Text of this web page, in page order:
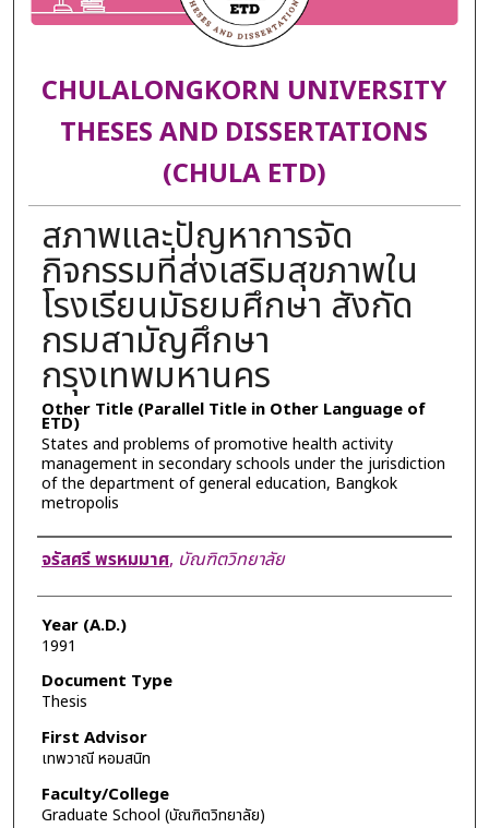
CHULALONGKORN UNIVERSITY
THESES AND DISSERTATIONS
(CHULA ETD)
สภาพและปัญหาการจัด
กิจกรรมที่ส่งเสริมสุขภาพใน
โรงเรียนมัธยมศึกษา สังกัด
กรมสามัญศึกษา
กรุงเทพมหานคร
Other Title (Parallel Title in Other Language of
ETD)
States and problems of promotive health activity
management in secondary schools under the jurisdiction
of the department of general education, Bangkok
metropolis
Author
จรัสศรี พรหมมาศ, บัณฑิตวิทยาลัย
Year (A.D.)
1991
Document Type
Thesis
First Advisor
เทพวาณี หอมสนิท
Faculty/College
Graduate School (บัณฑิตวิทยาลัย)